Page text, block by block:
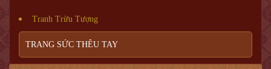
Tranh Trừu Tượng
TRANG SỨC THÊU TAY